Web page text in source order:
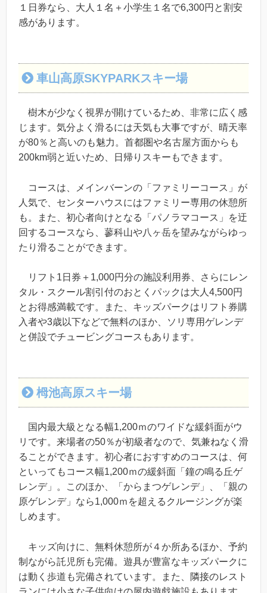
１日券なら、大人１名＋小学生１名で6,300円と割安
感があります。
車山高原SKYPARKスキー場
樹木が少なく視界が開けているため、非常に広く感
じます。気分よく滑るには天気も大事ですが、晴天率
が80％と高いのも魅力。首都圏や名古屋方面からも
200km弱と近いため、日帰りスキーもできます。
コースは、メインバーンの「ファミリーコース」が
人気で、センターハウスにはファミリー専用の休憩所
も。また、初心者向けとなる「パノラマコース」を迂
回するコースなら、蓼科山や八ヶ岳を望みながらゆっ
たり滑ることができます。
リフト1日券＋1,000円分の施設利用券、さらにレン
タル・スクール割引付のおとくパックは大人4,500円
とお得感満載です。また、キッズパークはリフト券購
入者や3歳以下などで無料のほか、ソリ専用ゲレンデ
と併設でチュービングコースもあります。
栂池高原スキー場
国内最大級となる幅1,200ｍのワイドな緩斜面がウ
リです。来場者の50％が初級者なので、気兼ねなく滑
ることができます。初心者におすすめのコースは、何
といってもコース幅1,200ｍの緩斜面「鐘の鳴る丘ゲ
レンデ」。このほか、「からまつゲレンデ」、「親の
原ゲレンデ」なら1,000ｍを超えるクルージングが楽
しめます。
キッズ向けに、無料休憩所が４か所あるほか、予約
制ながら託児所も完備。遊具が豊富なキッズパークに
は動く歩道も完備されています。また、隣接のレスト